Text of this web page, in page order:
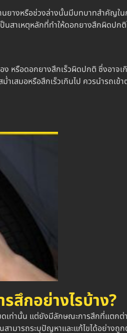
นยางหรือช่วงล่างนั้นมีบทบาทสำคัญใ
นสาเหตุหลักที่ทำให้ดอกยางสึกผิดปกติ
ง หรือดอกยางสึกเร็วผิดปกติ ซึ่งอาจ
ำเสมอหรือสึกเร็วเกินไป ควรนำรถ
สึกอย่างไรบ้าง?
เท่านั้น แต่ยังมีลักษณะการสึกที่แตก
ามารถระบุปัญหาและแก้ไขได้อย่าง